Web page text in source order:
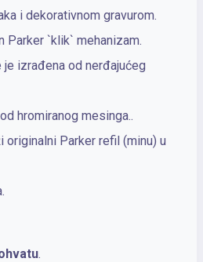
i dekorativnom gravurom.
Parker `klik` mehanizam.
izrađena od nerđajućeg
hromiranog mesinga..
originalni Parker refil (minu) u
.